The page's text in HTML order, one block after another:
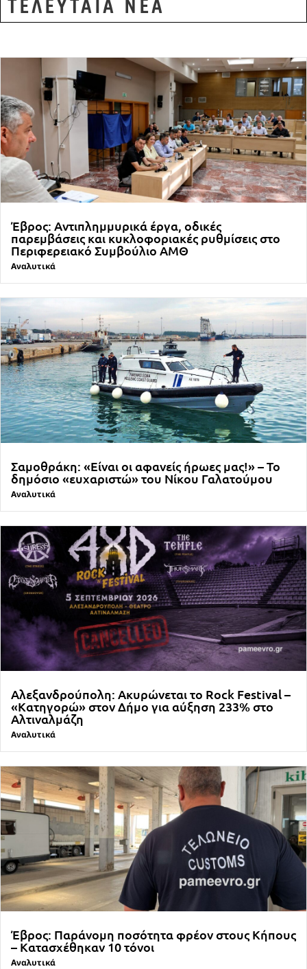
ΤΕΛΕΥΤΑΙΑ ΝΕΑ
Έβρος: Αντιπλημμυρικά έργα, οδικές
παρεμβάσεις και κυκλοφοριακές ρυθμίσεις στο
Περιφερειακό Συμβούλιο ΑΜΘ
Αναλυτικά
Σαμοθράκη: «Είναι οι αφανείς ήρωες μας!» – Το
δημόσιο «ευχαριστώ» του Νίκου Γαλατούμου
Αναλυτικά
Αλεξανδρούπολη: Ακυρώνεται το Rock Festival –
«Κατηγορώ» στον Δήμο για αύξηση 233% στο
Αλτιναλμάζη
Αναλυτικά
Έβρος: Παράνομη ποσότητα φρέον στους Κήπους
– Κατασχέθηκαν 10 τόνοι
Αναλυτικά